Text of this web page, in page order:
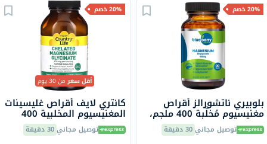
20% خصم
بلوبيري ناتشورالز أقراص
مغنيسيوم مُخلَّبة 400 ملجم،
90 قطعة B0258 توصيل مجاني30 دقيقة
20% خصم
أقل سعرمن 30 يوم
كانتري لايف أقراص غليسينات
المغنيسيوم المخلبية 400
ملجم لصحة العظام والعضلات،
حزمة من 180توصيل مجاني30 دقيقة